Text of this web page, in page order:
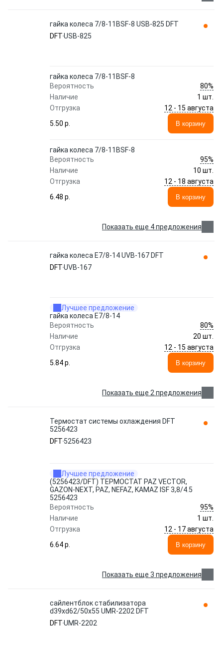
гайка колеса 7/8-11BSF-8 USB-825 DFT
DFTUSB-825
гайка колеса 7/8-11BSF-8
Вероятность
80%
Наличие
1 шт.
Отгрузка
12 - 15 августа
5.50 p.
В корзину
гайка колеса 7/8-11BSF-8
Вероятность
95%
Наличие
10 шт.
Отгрузка
12 - 18 августа
6.48 p.
В корзину
Показать еще 4 предложения
гайка колеса Е7/8-14 UVB-167 DFT
DFTUVB-167
Лучшее предложение
гайка колеса Е7/8-14
Вероятность
80%
Наличие
20 шт.
Отгрузка
12 - 15 августа
5.84 p.
В корзину
Показать еще 2 предложения
Термостат системы охлаждения DFT
5256423
DFT 5256423
Лучшее предложение
(5256423/DFT) ТЕРМОСТАТ PAZ VECTOR,
GAZON-NEXT, PAZ, NEFAZ, KAMAZ ISF 3,8/4.5
5256423
Вероятность
95%
Наличие
1 шт.
Отгрузка
12 - 17 августа
6.64 p.
В корзину
Показать еще 3 предложения
сайлентблок стабилизатора
d39xd62/50x55 UMR-2202 DFT
DFTUMR-2202